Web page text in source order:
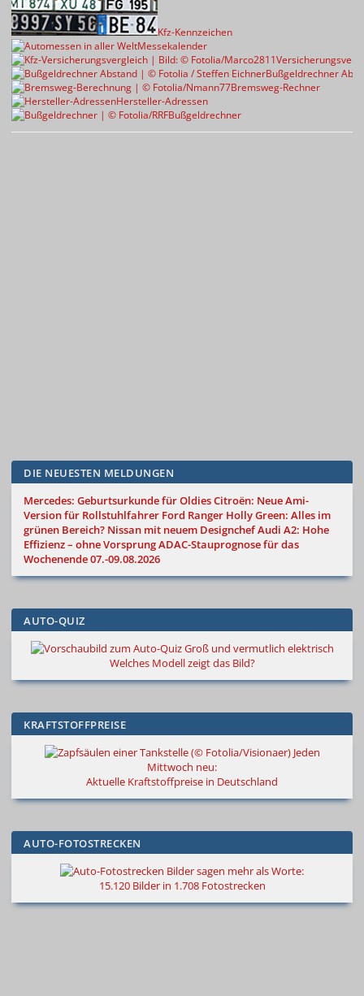
Kfz-Kennzeichen
Messekalender
Bußgeldrechner
Bremsweg-Rechner
Hersteller-Adressen
Bußgeldrechner
DIE NEUESTEN MELDUNGEN
Mercedes: Geburtsurkunde für OldiesCitroën: Neue Ami-
Version für Rollstuhlfahrer Ford Ranger Holly Green: Alles im
grünen Bereich? Nissan mit neuem DesignchefAudi A2: Hohe
Effizienz – ohne VorsprungADAC-Stauprognose für das
Wochenende 07.-09.08.2026
AUTO-QUIZ
Groß und vermutlich elektrisch
Welches Modell zeigt das Bild?
KRAFTSTOFFPREISE
Jeden
Mittwoch neu:
Aktuelle Kraftstoffpreise in Deutschland
AUTO-FOTOSTRECKEN
Bilder sagen mehr als Worte:
15.120 Bilder in 1.708 Fotostrecken